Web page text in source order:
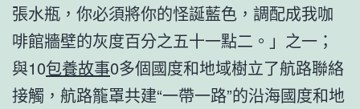
張水瓶，你必須將你的怪誕藍色，調配成我咖
啡館牆壁的灰度百分之五十一點二。」之一；
與10包養故事0多個國度和地域樹立了航路聯絡
接觸，航路籠罩共建“一帶一路”的沿海國度和地